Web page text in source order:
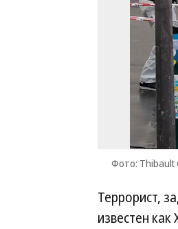
Фото: Thibault
Террорист,
известен